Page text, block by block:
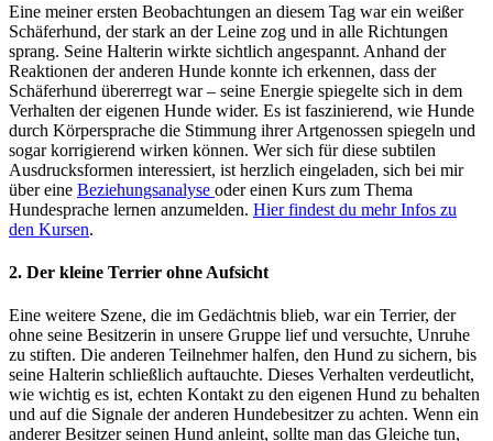
Eine meiner ersten Beobachtungen an diesem Tag war ein weißer
Schäferhund, der stark an der Leine zog und in alle Richtungen
sprang. Seine Halterin wirkte sichtlich angespannt. Anhand der
Reaktionen der anderen Hunde konnte ich erkennen, dass der
Schäferhund übererregt war – seine Energie spiegelte sich in dem
Verhalten der eigenen Hunde wider. Es ist faszinierend, wie Hunde
durch Körpersprache die Stimmung ihrer Artgenossen spiegeln und
sogar korrigierend wirken können. Wer sich für diese subtilen
Ausdrucksformen interessiert, ist herzlich eingeladen, sich bei mir
über eine Beziehungsanalyse oder einen Kurs zum Thema
Hundesprache lernen anzumelden. Hier findest du mehr Infos zu
den Kursen.
2. Der kleine Terrier ohne Aufsicht
Eine weitere Szene, die im Gedächtnis blieb, war ein Terrier, der
ohne seine Besitzerin in unsere Gruppe lief und versuchte, Unruhe
zu stiften. Die anderen Teilnehmer halfen, den Hund zu sichern, bis
seine Halterin schließlich auftauchte. Dieses Verhalten verdeutlicht,
wie wichtig es ist, echten Kontakt zu den eigenen Hund zu behalten
und auf die Signale der anderen Hundebesitzer zu achten. Wenn ein
anderer Besitzer seinen Hund anleint, sollte man das Gleiche tun,